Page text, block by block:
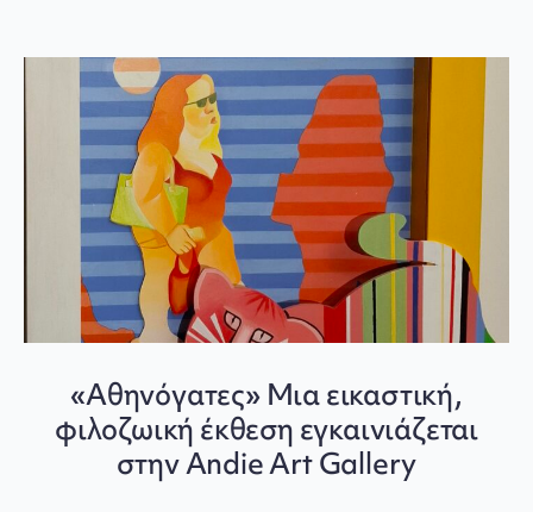
«Αθηνόγατες» Μια εικαστική,
φιλοζωική έκθεση εγκαινιάζεται
στην Andie Art Gallery